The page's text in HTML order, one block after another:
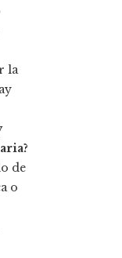
la
de
o